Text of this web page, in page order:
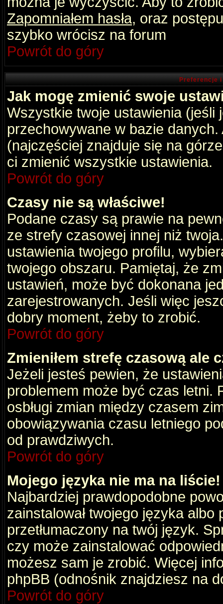
Zapomniałem hasła, oraz
szybko wrócisz na forum
Powrót do góry
Preferencje
Jak mogę zmienić swoje
Wszystkie twoje ustawienia (jeśli
przechowywane w bazie
(najczęściej znajduje się na
ci zmienić wszystkie ustawienia.
Powrót do góry
Czasy nie są właściwe!
Podane czasy są prawie na
ze strefy czasowej innej niż
ustawienia twojego profilu,
twojego obszaru. Pamiętaj, że
ustawień, może być dokonana
zarejestrowanych. Jeśli więc
dobry moment, żeby to zrobić.
Powrót do góry
Zmieniłem strefę czasową ale
Jeżeli jesteś pewien, że
problemem może być czas letni.
osbługi zmian między czasem
obowiązywania czasu letniego
od prawdziwych.
Powrót do góry
Mojego języka nie ma na liście!
Najbardziej prawdopodobne
zainstalował twojego języka albo
przetłumaczony na twój język.
czy może zainstalować
możesz sam je zrobić. Więcej
phpBB (odnośnik znajdziesz na
Powrót do góry